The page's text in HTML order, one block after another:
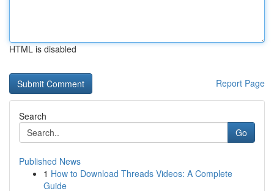
HTML is disabled
Report Page
Search
Go
Published News
1 How to Download Threads Videos: A Complete
Guide